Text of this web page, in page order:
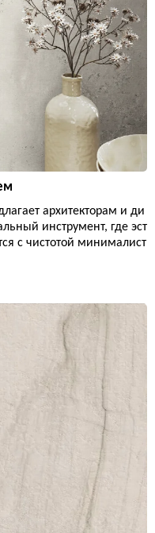
архитекторам и ди
инструмент, где эст
с чистотой минималист